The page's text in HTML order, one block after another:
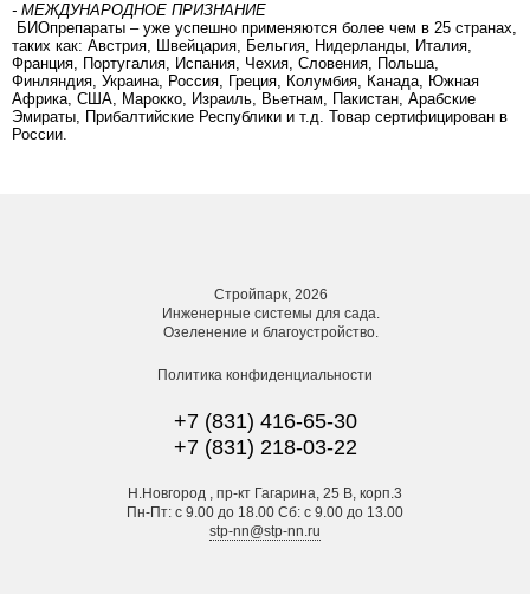
- МЕЖДУНАРОДНОЕ ПРИЗНАНИЕ
БИОпрепараты – уже успешно применяются более чем в 25 странах,
таких как: Австрия, Швейцария, Бельгия, Нидерланды, Италия,
Франция, Португалия, Испания, Чехия, Словения, Польша,
Финляндия, Украина, Россия, Греция, Колумбия, Канада, Южная
Африка, США, Марокко, Израиль, Вьетнам, Пакистан, Арабские
Эмираты, Прибалтийские Республики и т.д. Товар сертифицирован в
России.
Стройпарк, 2026
Инженерные системы для сада.
Озеленение и благоустройство.
Политика конфиденциальности
+7 (831) 416-65-30
+7 (831) 218-03-22
Н.Новгород , пр-кт Гагарина, 25 В, корп.3
Пн-Пт: с 9.00 до 18.00 Сб: с 9.00 до 13.00
stp-nn@stp-nn.ru